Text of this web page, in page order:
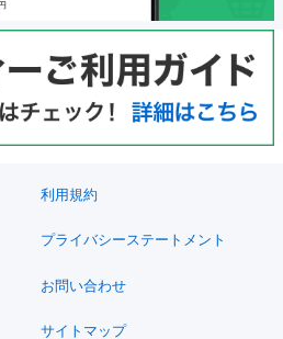
利用規約
プライバシーステートメント
お問い合わせ
サイトマップ